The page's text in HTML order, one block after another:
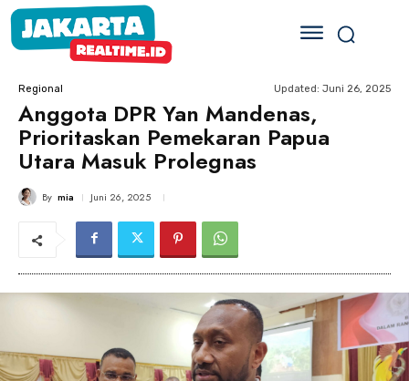
Regional Updated: Juni 26, 2025
Anggota DPR Yan Mandenas,
Prioritaskan Pemekaran Papua
Utara Masuk Prolegnas
By mia Juni 26, 2025